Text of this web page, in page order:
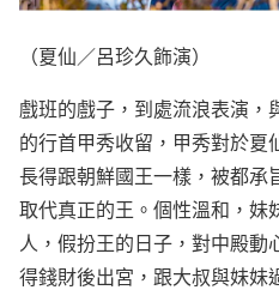
（夏仙／呂珍久飾演）
戲班的戲子，到處流浪表演，
的行首甲秀收留，甲秀對於夏
長得跟朝鮮國王一樣，被都承
取代真正的王。個性溫和，妹
人，假扮王的日子，對中殿動
得錢財後出宮，跟大叔與妹妹